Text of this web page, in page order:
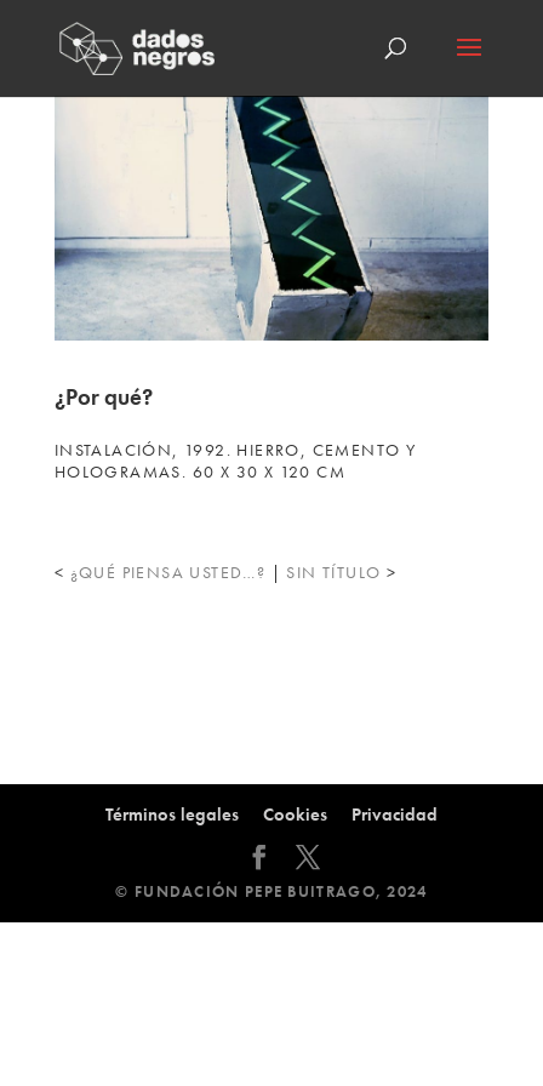
¿Por qué?
INSTALACIÓN, 1992. HIERRO, CEMENTO Y
HOLOGRAMAS. 60 X 30 X 120 CM
< ¿QUÉ PIENSA USTED…? SIN TÍTULO >
Términos legales Cookies Privacidad
© FUNDACIÓN PEPE BUITRAGO, 2024